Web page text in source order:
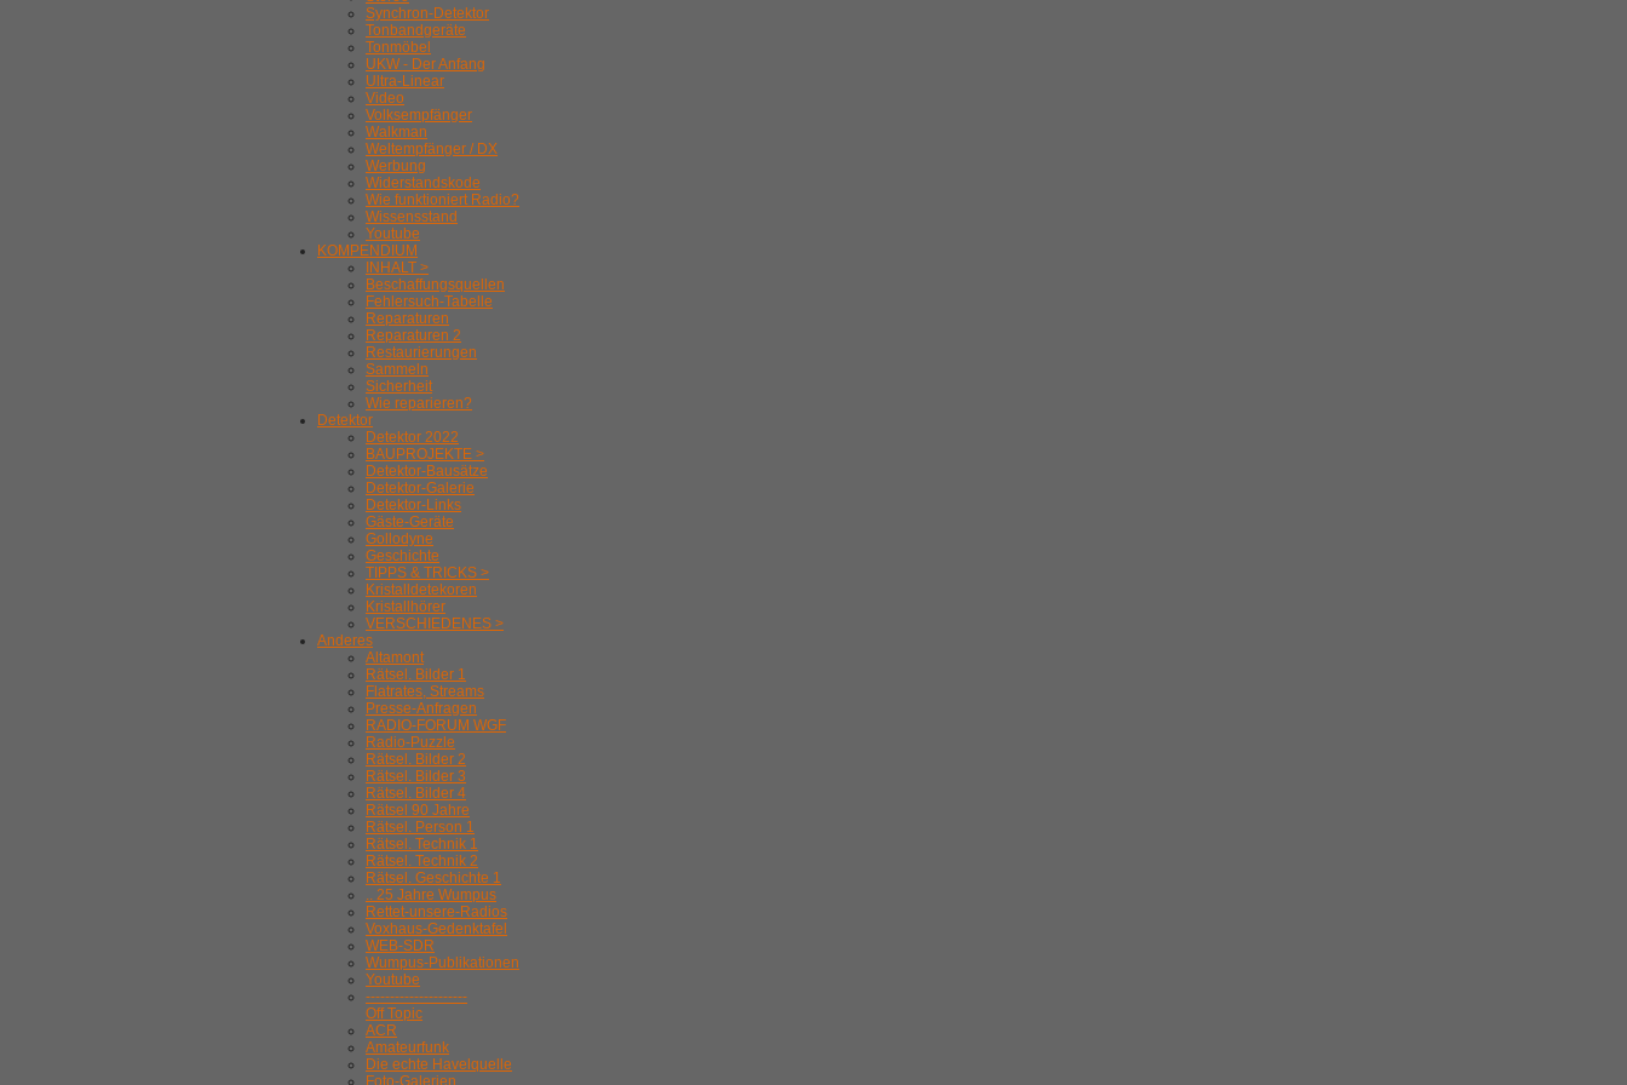
Synchron-Detektor
Tonbandgeräte
Tonmöbel
UKW - Der Anfang
Ultra-Linear
Video
Volksempfänger
Walkman
Weltempfänger / DX
Werbung
Widerstandskode
Wie funktioniert Radio?
Wissensstand
Youtube
KOMPENDIUM
INHALT >
Beschaffungsquellen
Fehlersuch-Tabelle
Reparaturen
Reparaturen 2
Restaurierungen
Sammeln
Sicherheit
Wie reparieren?
Detektor
Detektor 2022
BAUPROJEKTE >
Detektor-Bausätze
Detektor-Galerie
Detektor-Links
Gäste-Geräte
Gollodyne
Geschichte
TIPPS & TRICKS >
Kristalldetekoren
Kristallhörer
VERSCHIEDENES >
Anderes
Altamont
Rätsel. Bilder 1
Flatrates, Streams
Presse-Anfragen
RADIO-FORUM WGF
Radio-Puzzle
Rätsel. Bilder 2
Rätsel. Bilder 3
Rätsel. Bilder 4
Rätsel 90 Jahre
Rätsel. Person 1
Rätsel. Technik 1
Rätsel. Technik 2
Rätsel. Geschichte 1
.. 25 Jahre Wumpus
Rettet-unsere-Radios
Voxhaus-Gedenktafel
WEB-SDR
Wumpus-Publikationen
Youtube
---------------------
Off Topic
ACR
Amateurfunk
Die echte Havelquelle
Foto-Galerien